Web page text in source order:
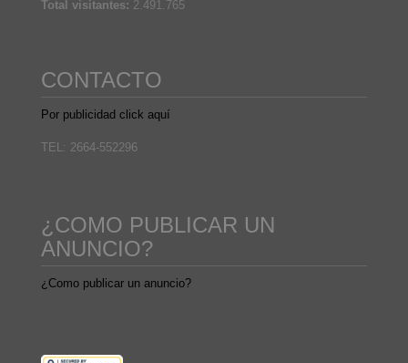
Total visitantes: 2.491.765
CONTACTO
Por publicidad click aquí
TEL: 2664-552296
¿COMO PUBLICAR UN
ANUNCIO?
¿Como publicar un anuncio?